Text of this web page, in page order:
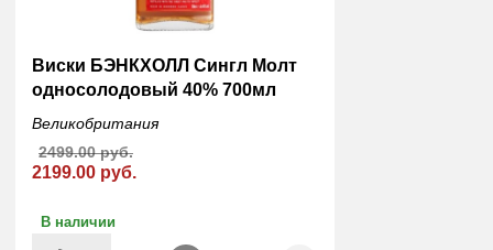
Виски БЭНКХОЛЛ Сингл Молт
односолодовый 40% 700мл
Великобритания
2199.00 руб.
2499.00 руб.
В наличии